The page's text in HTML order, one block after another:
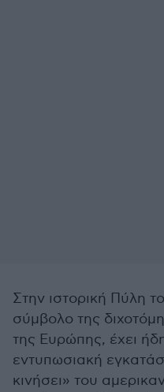
Στην ιστορική Πύλη
σύμβολο της
της Ευρώπης, έχει
εντυπωσιακή
κινήσει» του